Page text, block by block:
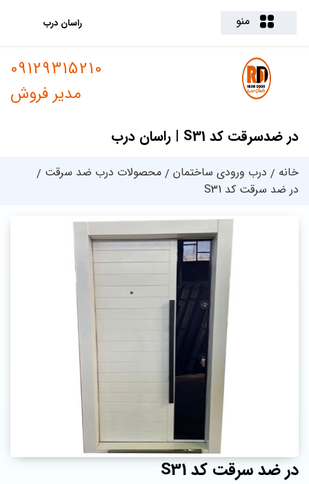
منو راسان درب
در ضدسرقت کد S31 | راسان درب
09129315210
مدیر فروش
خانه درب ورودی ساختمان
محصولات درب ضد سرقت
در ضد سرقت کد S31
در ضد سرقت کد S31